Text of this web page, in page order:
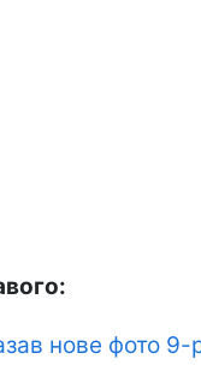
нове фото 9-